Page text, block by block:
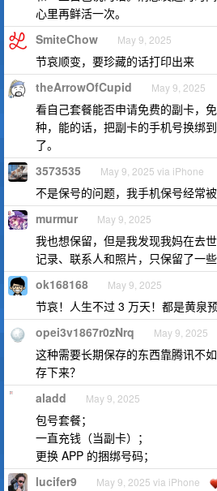
心里再鲜活一次。
SmiteChow May 9, 2025
节哀顺变，要珍藏的话打印出来
theArrowOfCupid May 9, 2025
看自己套餐能否申请免费的副卡，
种，能的话，把副卡的手机号换绑
了。
3573535 May 9, 2025 via iPhone
不是保号的问题，我手机保号经常
murmur May 9, 2025
我也想保留，但是我发现我妈在去
记录、联系人和照片，只保留了一
ok168168 May 9, 2025
节哀！人生不过 3 万天！都是黄泉
opei3v1867r0zNrq May 9, 2025
这种需要长期保存的东西靠腾讯不
存下来？
aladd May 9, 2025
包号套餐；
一直充钱（当副卡）；
更换 APP 的捆绑号码；
lucifer9 May 9, 2025 via iPhone